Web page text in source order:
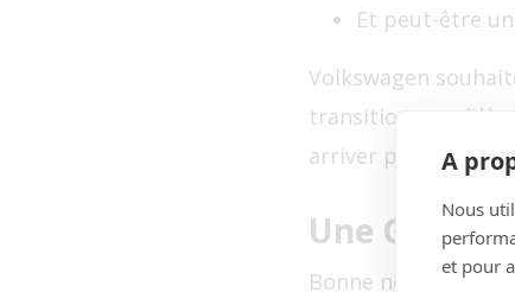
Et peut-être
Volkswagen
transition vers
arriver plus tard,
Une Golf
Bonne nouvelle
A
Nous
et pour